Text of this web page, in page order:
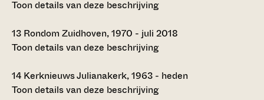
Toon details van deze beschrijving
13 Rondom Zuidhoven, 1970 - juli 2018
Toon details van deze beschrijving
14 Kerknieuws Julianakerk, 1963 - heden
Toon details van deze beschrijving